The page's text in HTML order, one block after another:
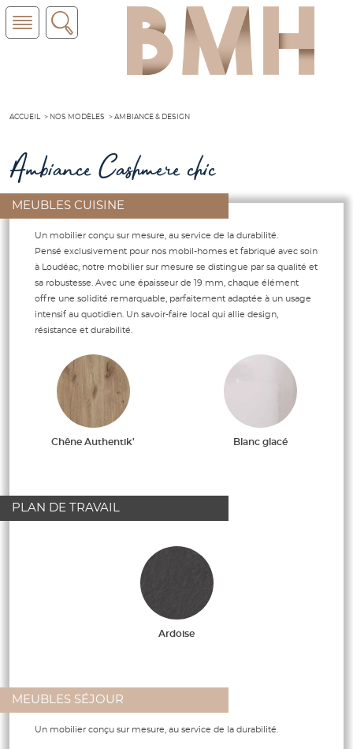
ACCUEIL NOS MODÈLES AMBIANCE & DESIGN
Ambiance Cashmere chic
MEUBLES CUISINE
Un mobilier conçu sur mesure, au service de la durabilité.
Pensé exclusivement pour nos mobil-homes et fabriqué avec soin
à Loudéac, notre mobilier sur mesure se distingue par sa qualité et
sa robustesse. Avec une épaisseur de 19 mm, chaque élément
offre une solidité remarquable, parfaitement adaptée à un usage
intensif au quotidien. Un savoir-faire local qui allie design,
résistance et durabilité.
Chêne Authentik' Blanc glacé
PLAN DE TRAVAIL
Ardoise
MEUBLES SÉJOUR
Un mobilier conçu sur mesure, au service de la durabilité.